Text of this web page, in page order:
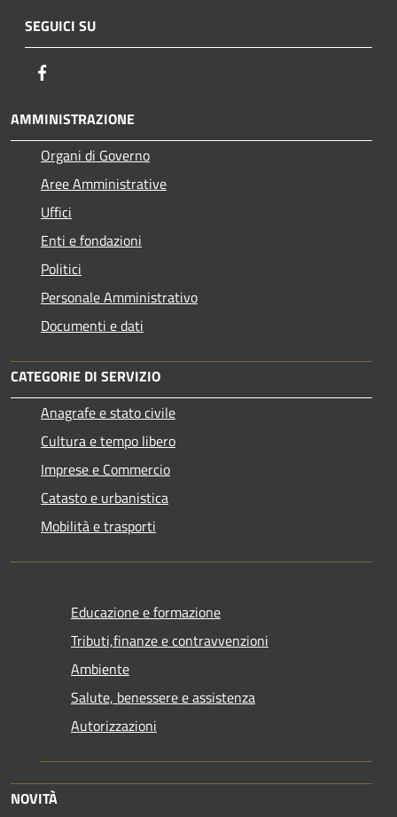
SEGUICI SU
AMMINISTRAZIONE
Organi di Governo
Aree Amministrative
Uffici
Enti e fondazioni
Politici
Personale Amministrativo
Documenti e dati
CATEGORIE DI SERVIZIO
Anagrafe e stato civile
Cultura e tempo libero
Imprese e Commercio
Catasto e urbanistica
Mobilità e trasporti
Educazione e formazione
Tributi,finanze e contravvenzioni
Ambiente
Salute, benessere e assistenza
Autorizzazioni
NOVITÀ